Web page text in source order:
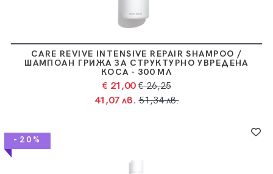
CARE REVIVE INTENSIVE REPAIR SHAMPOO /
ШАМПОАН ГРИЖА ЗА СТРУКТУРНО УВРЕДЕНА
КОСА - 300 МЛ
€ 21,00 € 26,25
41,07 лв. 51,34 лв.
-20%